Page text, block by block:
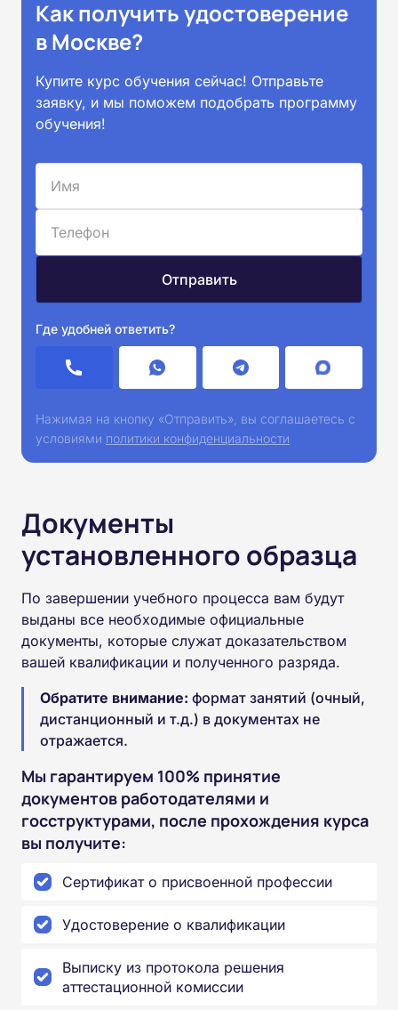
Как получить удостоверение
в Москве?
Купите курс обучения сейчас! Отправьте
заявку, и мы поможем подобрать программу
обучения!
Где удобней ответить?
Нажимая на кнопку «Отправить», вы соглашаетесь с
условиями политики конфиденциальности
Документы
установленного образца
По завершении учебного процесса вам будут
выданы все необходимые официальные
документы, которые служат доказательством
вашей квалификации и полученного разряда.
Обратите внимание: формат занятий (очный,
дистанционный и т.д.) в документах не
отражается.
Мы гарантируем 100% принятие
документов работодателями и
госструктурами, после прохождения курса
вы получите:
Сертификат о присвоенной профессии
Удостоверение о квалификации
Выписку из протокола решения
аттестационной комиссии